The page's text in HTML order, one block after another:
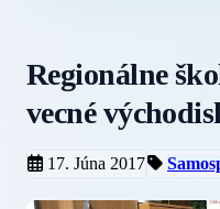
Regionálne
vecné
17. Júna 2017